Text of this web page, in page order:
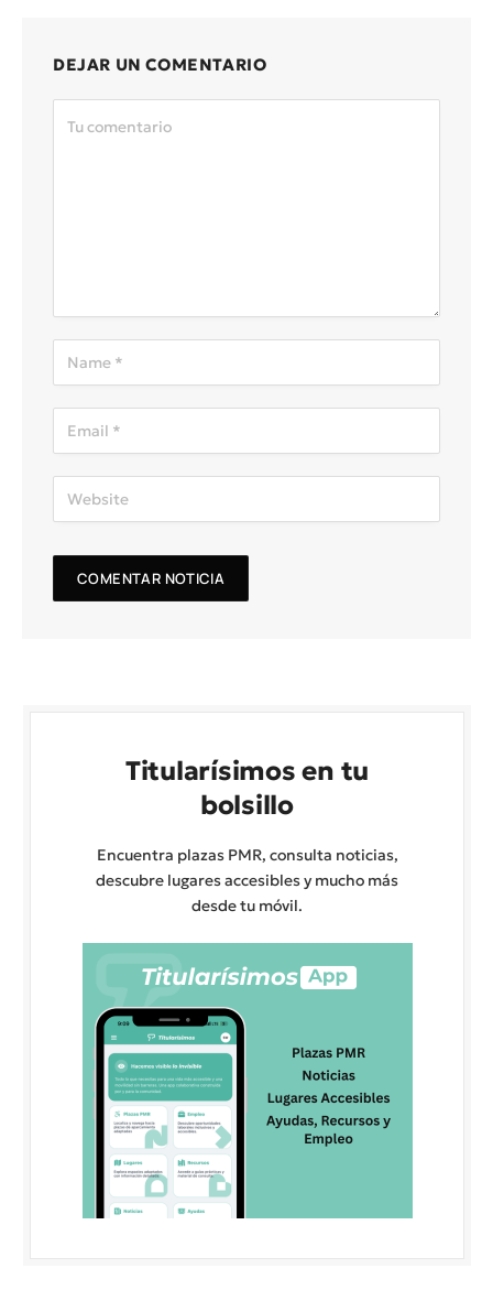
DEJAR UN COMENTARIO
Titularísimos en tu
bolsillo
Encuentra plazas PMR, consulta noticias,
descubre lugares accesibles y mucho más
desde tu móvil.